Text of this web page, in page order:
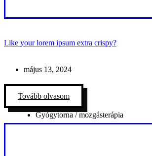
Like your lorem ipsum extra crispy?
május 13, 2024
Tovább olvasom
Gyógytorna / mozgásterápia